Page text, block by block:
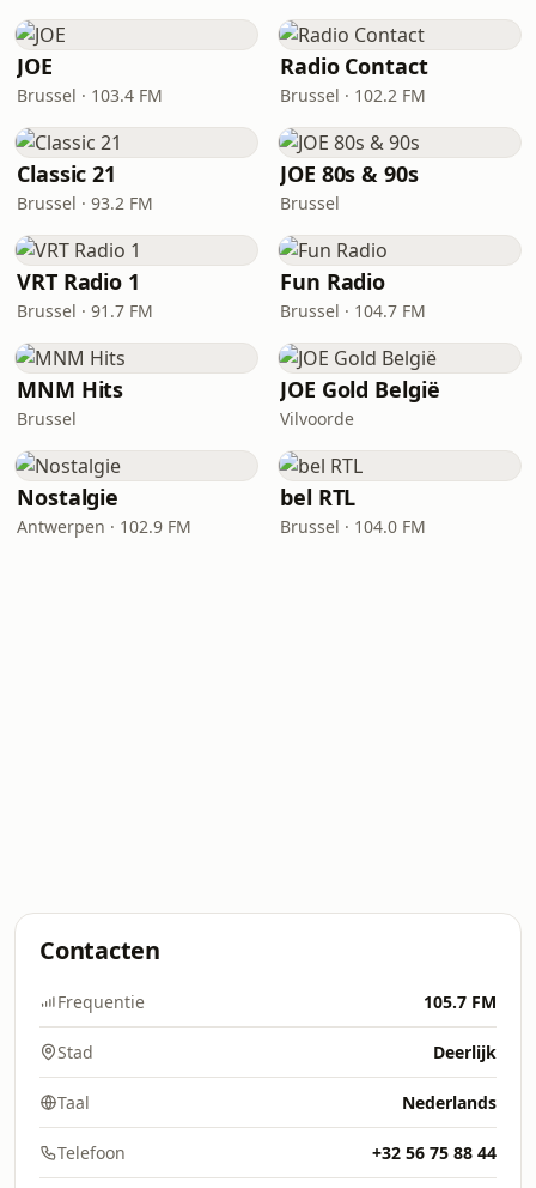
JOE
Brussel · 103.4 FM
Radio Contact
Brussel · 102.2 FM
Classic 21
Brussel · 93.2 FM
JOE 80s & 90s
Brussel
VRT Radio 1
Brussel · 91.7 FM
Fun Radio
Brussel · 104.7 FM
MNM Hits
Brussel
JOE Gold België
Vilvoorde
Nostalgie
Antwerpen · 102.9 FM
bel RTL
Brussel · 104.0 FM
Contacten
Frequentie 105.7 FM
Stad Deerlijk
Taal Nederlands
Telefoon +32 56 75 88 44